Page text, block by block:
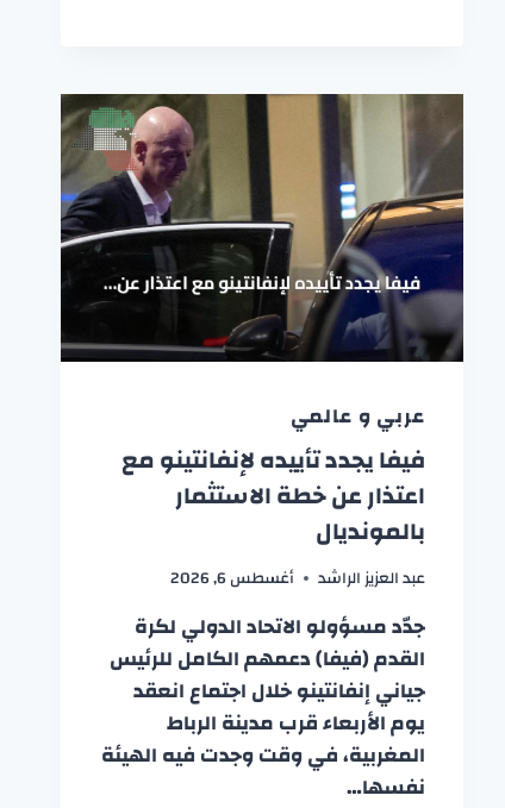
عربي و عالمي
فيفا يجدد تأييده لإنفانتينو مع
اعتذار عن خطة الاستثمار
بالمونديال
عبد العزيز الراشد أغسطس 6, 2026
جدّد مسؤولو الاتحاد الدولي لكرة
القدم (فيفا) دعمهم الكامل للرئيس
جياني إنفانتينو خلال اجتماع انعقد
يوم الأربعاء قرب مدينة الرباط
المغربية، في وقت وجدت فيه الهيئة
نفسها…